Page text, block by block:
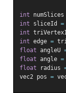
int numSlices
int sliceId =
int
int edge =
float angleU
float angle =
float radius
vec2 pos =